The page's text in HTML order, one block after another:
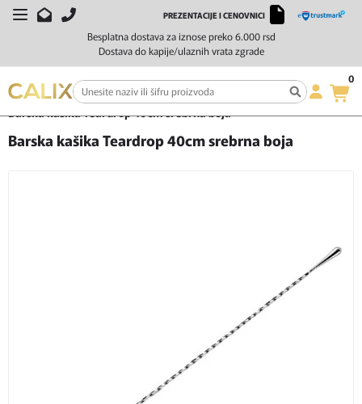
Besplatna dostava za iznose preko 6.000 rsd
Dostava do kapije/ulaznih vrata zgrade
PREZENTACIJE I CENOVNICI
0
Početna Čaše i barska oprema
Barske kašike
Barska kašika Teardrop 40cm srebrna boja
Barska kašika Teardrop 40cm srebrna boja